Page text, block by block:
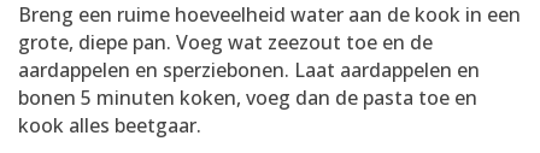
Breng een ruime hoeveelheid water aan de kook in een
grote, diepe pan. Voeg wat zeezout toe en de
aardappelen en sperziebonen. Laat aardappelen en
bonen 5 minuten koken, voeg dan de pasta toe en
kook alles beetgaar.